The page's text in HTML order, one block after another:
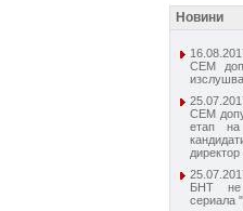
Новини
СЕМ
СЕМ
етап на
БНТ не
сериала